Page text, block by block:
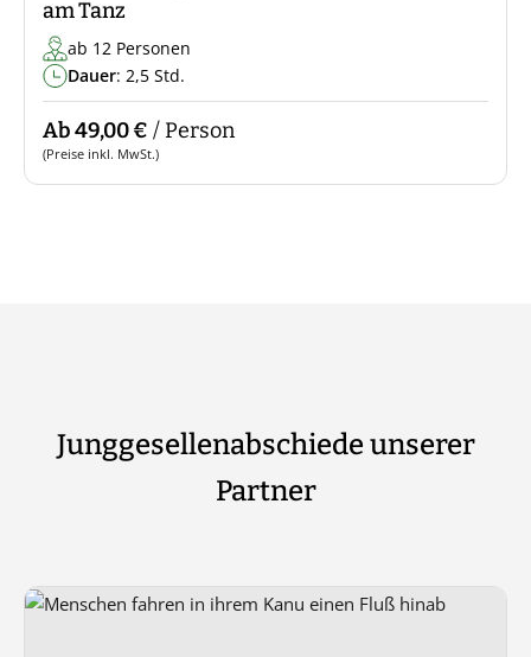
am Tanz
ab 12 Personen
Dauer: 2,5 Std.
Ab 49,00 € / Person
(Preise inkl. MwSt.)
Junggesellenabschiede unserer
Partner